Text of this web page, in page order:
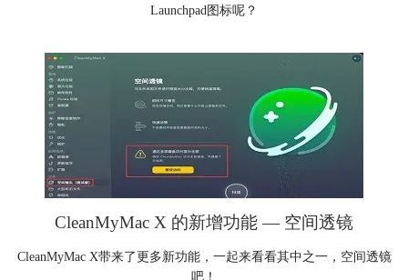
Launchpad图标呢？
CleanMyMac X 的新增功能 — 空间透镜
CleanMyMac X带来了更多新功能，一起来看看其中之一，空间透镜
吧！